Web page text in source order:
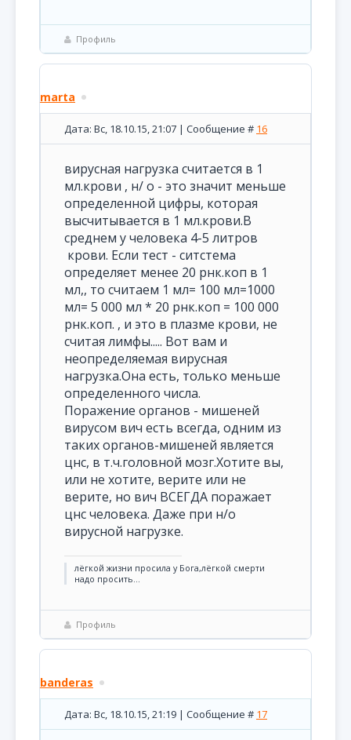
Профиль
marta
Дата: Вс, 18.10.15, 21:07 | Сообщение # 16
вирусная нагрузка считается в 1
мл.крови , н/ о - это значит меньше
определенной цифры, которая
высчитывается в 1 мл.крови.В
среднем у человека 4-5 литров
крови. Если тест - ситстема
определяет менее 20 рнк.коп в 1
мл,, то считаем 1 мл= 100 мл=1000
мл= 5 000 мл * 20 рнк.коп = 100 000
рнк.коп. , и это в плазме крови, не
считая лимфы..... Вот вам и
неопределяемая вирусная
нагрузка.Она есть, только меньше
определенного числа.
Поражение органов - мишеней
вирусом вич есть всегда, одним из
таких органов-мишеней является
цнс, в т.ч.головной мозг.Хотите вы,
или не хотите, верите или не
верите, но вич ВСЕГДА поражает
цнс человека. Даже при н/о
вирусной нагрузке.
лёгкой жизни просила у Бога,лёгкой смерти
надо просить...
Профиль
banderas
Дата: Вс, 18.10.15, 21:19 | Сообщение # 17